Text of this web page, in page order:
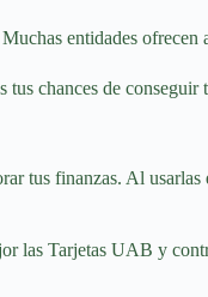
entidades
tus chances de
tus finanzas. Al
las Tarjetas UAB y